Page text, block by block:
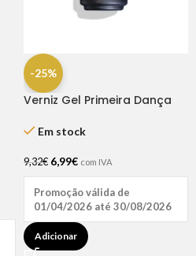
-25%
Verniz Gel Primeira Dança
Em stock
9,32€ 6,99€ com IVA
Promoção válida de
01/04/2026 até 30/08/2026
Adicionar